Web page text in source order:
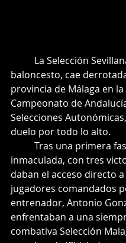
baloncesto, cae
provincia de Málaga en
Campeonato de
Selecciones
duelo por todo lo alto.
inmaculada, con tres
daban el acceso directo
jugadores comandados
entrenador, Antonio
enfrentaban a una
combativa Selección